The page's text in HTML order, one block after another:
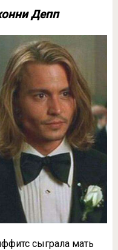
Депп
сыграла мать